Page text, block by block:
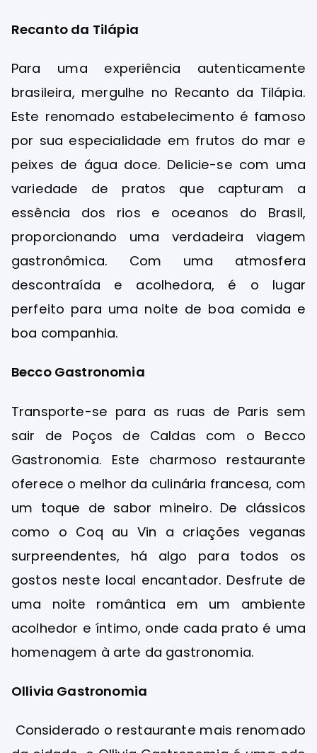
Recanto da Tilápia
Para uma experiência autenticamente
brasileira, mergulhe no Recanto da Tilápia.
Este renomado estabelecimento é famoso
por sua especialidade em frutos do mar e
peixes de água doce. Delicie-se com uma
variedade de pratos que capturam a
essência dos rios e oceanos do Brasil,
proporcionando uma verdadeira viagem
gastronômica. Com uma atmosfera
descontraída e acolhedora, é o lugar
perfeito para uma noite de boa comida e
boa companhia.
Becco Gastronomia
Transporte-se para as ruas de Paris sem
sair de Poços de Caldas com o Becco
Gastronomia. Este charmoso restaurante
oferece o melhor da culinária francesa, com
um toque de sabor mineiro. De clássicos
como o Coq au Vin a criações veganas
surpreendentes, há algo para todos os
gostos neste local encantador. Desfrute de
uma noite romântica em um ambiente
acolhedor e íntimo, onde cada prato é uma
homenagem à arte da gastronomia.
Ollivia Gastronomia
Considerado o restaurante mais renomado